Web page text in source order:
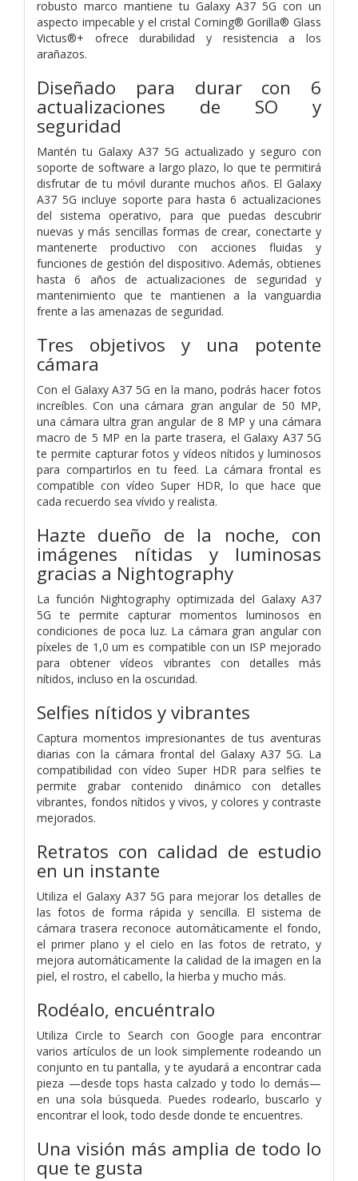
robusto marco mantiene tu Galaxy A37 5G con un
aspecto impecable y el cristal Corning® Gorilla® Glass
Victus®+ ofrece durabilidad y resistencia a los
arañazos.
Diseñado para durar con 6
actualizaciones de SO y
seguridad
Mantén tu Galaxy A37 5G actualizado y seguro con
soporte de software a largo plazo, lo que te permitirá
disfrutar de tu móvil durante muchos años. El Galaxy
A37 5G incluye soporte para hasta 6 actualizaciones
del sistema operativo, para que puedas descubrir
nuevas y más sencillas formas de crear, conectarte y
mantenerte productivo con acciones fluidas y
funciones de gestión del dispositivo. Además, obtienes
hasta 6 años de actualizaciones de seguridad y
mantenimiento que te mantienen a la vanguardia
frente a las amenazas de seguridad.
Tres objetivos y una potente
cámara
Con el Galaxy A37 5G en la mano, podrás hacer fotos
increíbles. Con una cámara gran angular de 50 MP,
una cámara ultra gran angular de 8 MP y una cámara
macro de 5 MP en la parte trasera, el Galaxy A37 5G
te permite capturar fotos y vídeos nítidos y luminosos
para compartirlos en tu feed. La cámara frontal es
compatible con vídeo Super HDR, lo que hace que
cada recuerdo sea vívido y realista.
Hazte dueño de la noche, con
imágenes nítidas y luminosas
gracias a Nightography
La función Nightography optimizada del Galaxy A37
5G te permite capturar momentos luminosos en
condiciones de poca luz. La cámara gran angular con
píxeles de 1,0 um es compatible con un ISP mejorado
para obtener vídeos vibrantes con detalles más
nítidos, incluso en la oscuridad.
Selfies nítidos y vibrantes
Captura momentos impresionantes de tus aventuras
diarias con la cámara frontal del Galaxy A37 5G. La
compatibilidad con vídeo Super HDR para selfies te
permite grabar contenido dinámico con detalles
vibrantes, fondos nítidos y vivos, y colores y contraste
mejorados.
Retratos con calidad de estudio
en un instante
Utiliza el Galaxy A37 5G para mejorar los detalles de
las fotos de forma rápida y sencilla. El sistema de
cámara trasera reconoce automáticamente el fondo,
el primer plano y el cielo en las fotos de retrato, y
mejora automáticamente la calidad de la imagen en la
piel, el rostro, el cabello, la hierba y mucho más.
Rodéalo, encuéntralo
Utiliza Circle to Search con Google para encontrar
varios artículos de un look simplemente rodeando un
conjunto en tu pantalla, y te ayudará a encontrar cada
pieza —desde tops hasta calzado y todo lo demás—
en una sola búsqueda. Puedes rodearlo, buscarlo y
encontrar el look, todo desde donde te encuentres.
Una visión más amplia de todo lo
que te gusta